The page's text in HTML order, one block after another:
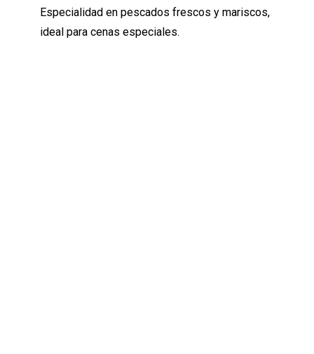
Especialidad en pescados frescos y mariscos,
ideal para cenas especiales.